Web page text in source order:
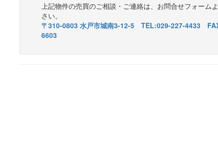
上記物件の売買のご相談・ご連絡は、お問合せフォーム
さい。
〒310-0803 水戸市城南3-12-5 TEL:029-227-4433
6603